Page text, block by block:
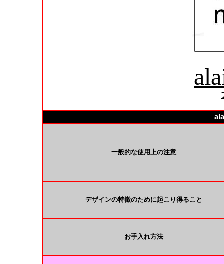
一般的な使用上の注意
デザインの特徴のために起こり得ること
お手入れ方法